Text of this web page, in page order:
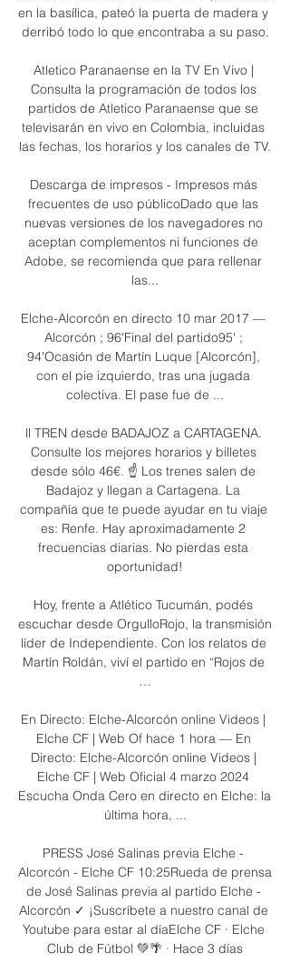
en la basílica, pateó la puerta de madera y
derribó todo lo que encontraba a su paso.
Atletico Paranaense en la TV En Vivo |
Consulta la programación de todos los
partidos de Atletico Paranaense que se
televisarán en vivo en Colombia, incluidas
las fechas, los horarios y los canales de TV.
Descarga de impresos - Impresos más
frecuentes de uso públicoDado que las
nuevas versiones de los navegadores no
aceptan complementos ni funciones de
Adobe, se recomienda que para rellenar
las...
Elche-Alcorcón en directo 10 mar 2017 —
Alcorcón ; 96'Final del partido95' ;
94'Ocasión de Martín Luque [Alcorcón],
con el pie izquierdo, tras una jugada
colectiva. El pase fue de ...
ll TREN desde BADAJOZ a CARTAGENA.
Consulte los mejores horarios y billetes
desde sólo 46€. ☝ Los trenes salen de
Badajoz y llegan a Cartagena. La
compañía que te puede ayudar en tu viaje
es: Renfe. Hay aproximadamente 2
frecuencias diarias. No pierdas esta
oportunidad!
Hoy, frente a Atlético Tucumán, podés
escuchar desde OrgulloRojo, la transmisión
líder de Independiente. Con los relatos de
Martín Roldán, viví el partido en “Rojos de
…
En Directo: Elche-Alcorcón online Videos |
Elche CF | Web Of hace 1 hora — En
Directo: Elche-Alcorcón online Videos |
Elche CF | Web Oficial 4 marzo 2024
Escucha Onda Cero en directo en Elche: la
última hora, ...
PRESS José Salinas previa Elche -
Alcorcón - Elche CF 10:25Rueda de prensa
de José Salinas previa al partido Elche -
Alcorcón ✓ ¡Suscríbete a nuestro canal de
Youtube para estar al díaElche CF · Elche
Club de Fútbol 💚🌴 · Hace 3 días